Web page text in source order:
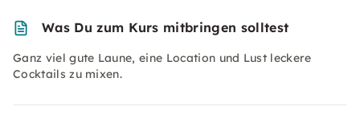
Was Du zum Kurs mitbringen solltest
Ganz viel gute Laune, eine Location und Lust leckere
Cocktails zu mixen.